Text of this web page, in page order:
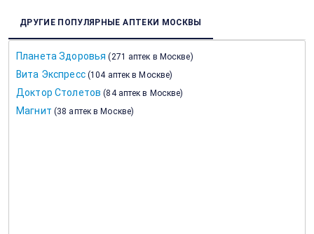
ДРУГИЕ ПОПУЛЯРНЫЕ АПТЕКИ МОСКВЫ
Планета Здоровья (271 аптек в Москве)
Вита Экспресс (104 аптек в Москве)
Доктор Столетов (84 аптек в Москве)
Магнит (38 аптек в Москве)